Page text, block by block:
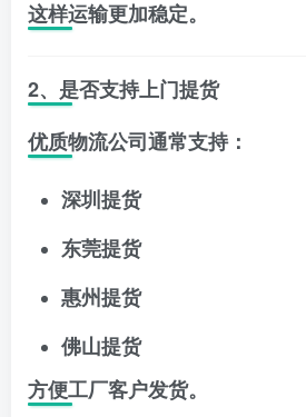
这样运输更加稳定。
2、是否支持上门提货
优质物流公司通常支持：
深圳提货
东莞提货
惠州提货
佛山提货
方便工厂客户发货。